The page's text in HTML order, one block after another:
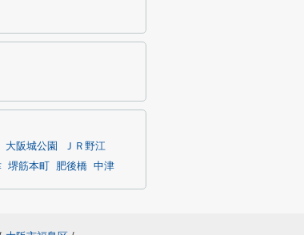
大阪城公園
ＪＲ野江
堺筋本町 肥後橋 中津